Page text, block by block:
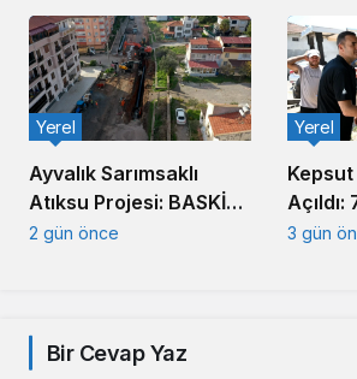
Buluştu
Ayvalık Sarımsaklı
Atıksu Projesi: BASKİ
Altyapıda Hız Kesmiyor
Yerel
2 gün önce
Kepsut
Girdi
Yerel
3 gün
Bir Cevap Yaz